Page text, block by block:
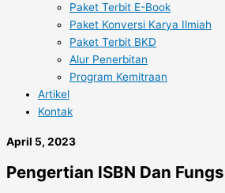
Paket Terbit E-Book
Paket Konversi Karya Ilmiah
Paket Terbit BKD
Alur Penerbitan
Program Kemitraan
Artikel
Kontak
April 5, 2023
Pengertian ISBN Dan